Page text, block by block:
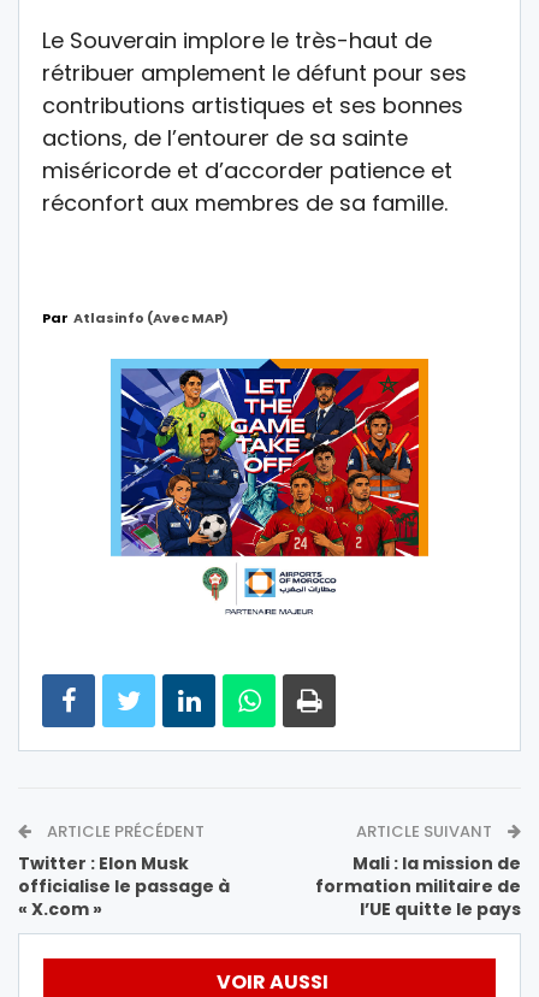
Le Souverain implore le très-haut de
rétribuer amplement le défunt pour ses
contributions artistiques et ses bonnes
actions, de l’entourer de sa sainte
miséricorde et d’accorder patience et
réconfort aux membres de sa famille.
Par Atlasinfo (avec MAP)
ARTICLE PRÉCÉDENT
Twitter : Elon Musk
officialise le passage à
« X.com »
ARTICLE SUIVANT
Mali : la mission de
formation militaire de
l’UE quitte le pays
VOIR AUSSI